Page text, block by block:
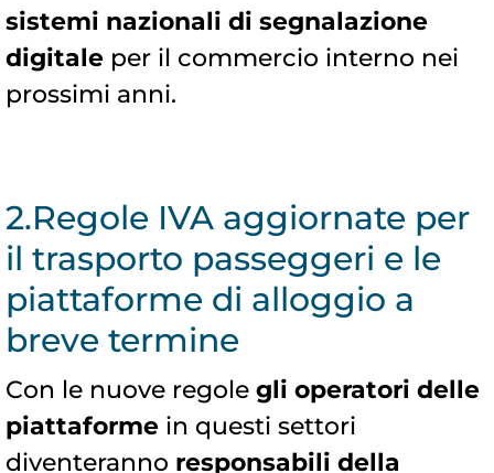
sistemi nazionali di segnalazione
digitale per il commercio interno nei
prossimi anni.
2.Regole IVA aggiornate per
il trasporto passeggeri e le
piattaforme di alloggio a
breve termine
Con le nuove regole gli operatori delle
piattaforme in questi settori
diventeranno responsabili della